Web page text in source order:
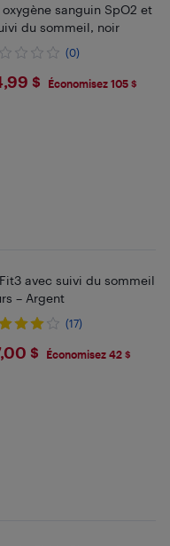
sanguin SpO2 et
du sommeil, noir
(0)
$ Économisez 105 $
avec suivi du sommeil
– Argent
(17)
$ Économisez 42 $